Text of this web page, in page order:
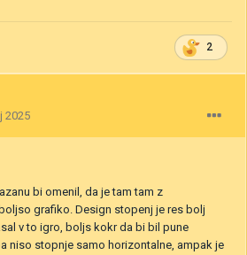
2
2025
bi omenil, da je tam tam z
grafiko. Design stopenj je res bolj
v to igro, boljs kokr da bi bil pune
niso stopnje samo horizontalne, ampak je